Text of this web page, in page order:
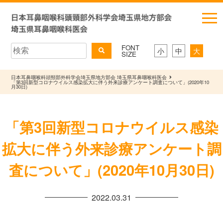
FONT
SIZE 小 中 大
日本耳鼻咽喉科頭頸部外科学会埼玉県地方部会 埼玉県耳鼻咽喉科医会
「第3回新型コロナウイルス感染拡大に伴う外来診療アンケート調査について」(2020年10
月30日)
「第3回新型コロナウイルス感染
拡大に伴う外来診療アンケート調
査について」(2020年10月30日)
2022.03.31